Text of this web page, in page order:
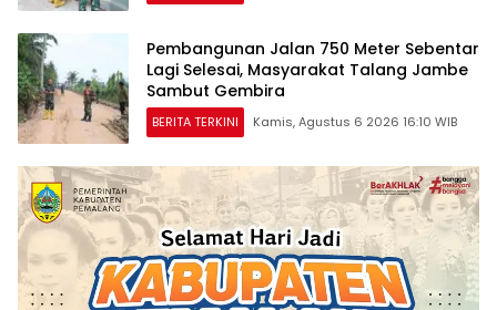
Pembangunan Jalan 750 Meter Sebentar
Lagi Selesai, Masyarakat Talang Jambe
Sambut Gembira
BERITA TERKINI Kamis, Agustus 6 2026 16:10 WIB